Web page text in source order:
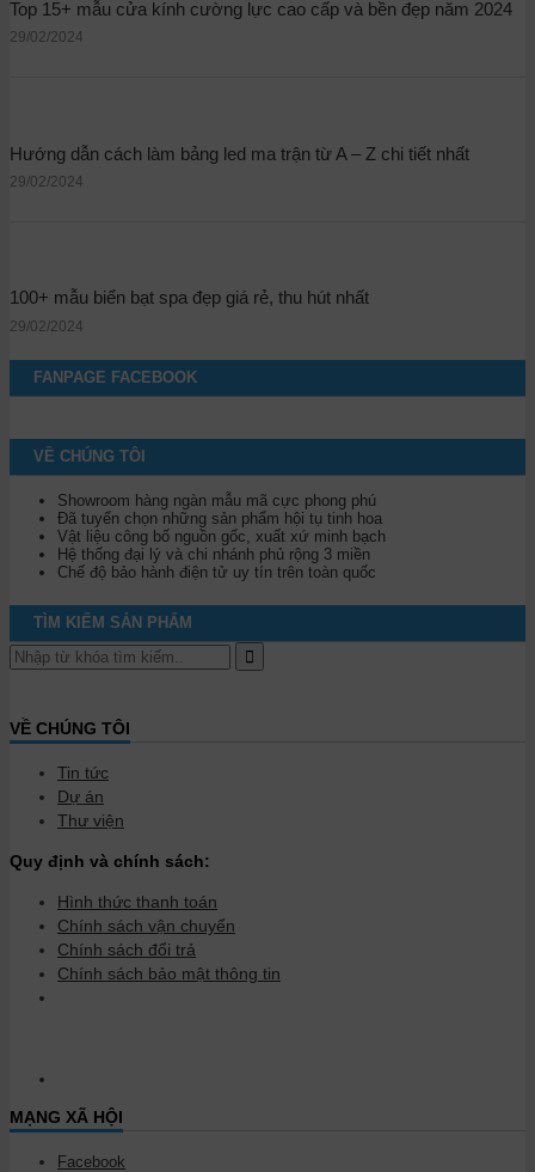
Top 15+ mẫu cửa kính cường lực cao cấp và bền đẹp năm 2024
29/02/2024
Hướng dẫn cách làm bảng led ma trận từ A – Z chi tiết nhất
29/02/2024
100+ mẫu biển bạt spa đẹp giá rẻ, thu hút nhất
29/02/2024
FANPAGE FACEBOOK
VỀ CHÚNG TÔI
Showroom hàng ngàn mẫu mã cực phong phú
Đã tuyển chọn những sản phẩm hội tụ tinh hoa
Vật liệu công bố nguồn gốc, xuất xứ minh bạch
Hệ thống đại lý và chi nhánh phủ rộng 3 miền
Chế độ bảo hành điện tử uy tín trên toàn quốc
TÌM KIẾM SẢN PHẨM
VỀ CHÚNG TÔI
Tin tức
Dự án
Thư viện
Quy định và chính sách:
Hình thức thanh toán
Chính sách vận chuyển
Chính sách đổi trả
Chính sách bảo mật thông tin
MẠNG XÃ HỘI
Facebook